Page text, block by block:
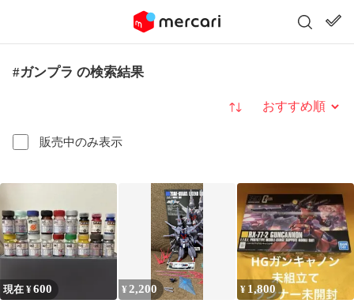
#ガンプラ の検索結果
販売中のみ表示
並び替え
現在 ¥600 ¥ 2,200 ¥ 1,800